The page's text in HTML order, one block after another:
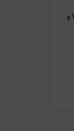
فناوری Volumetric Clouds و